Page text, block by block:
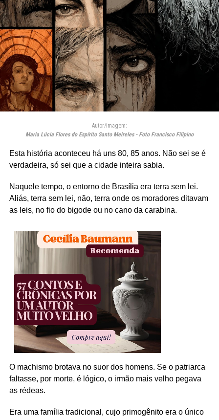
Autor/Imagem:
Maria Lúcia Flores do Espírito Santo Meireles - Foto Francisco Filipino
Esta história aconteceu há uns 80, 85 anos. Não sei se é
verdadeira, só sei que a cidade inteira sabia.
Naquele tempo, o entorno de Brasília era terra sem lei.
Aliás, terra sem lei, não, terra onde os moradores ditavam
as leis, no fio do bigode ou no cano da carabina.
O machismo brotava no suor dos homens. Se o patriarca
faltasse, por morte, é lógico, o irmão mais velho pegava
as rédeas.
Era uma família tradicional, cujo primogênito era o único